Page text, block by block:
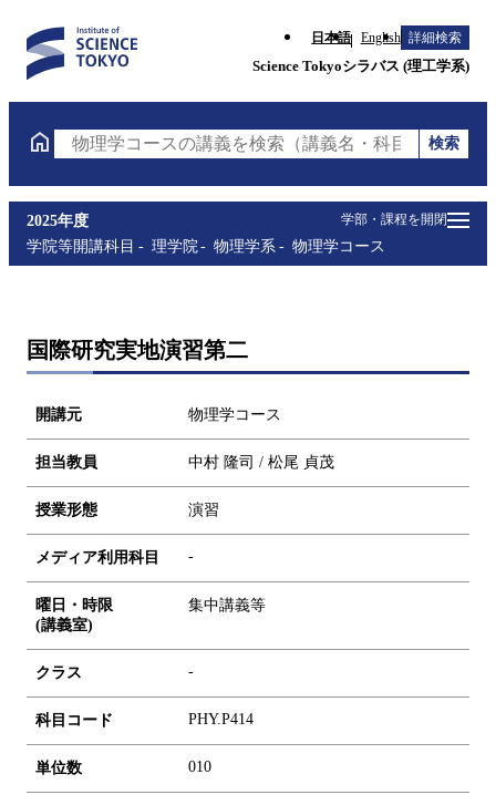
日本語 English 詳細検索
Science Tokyoシラバス (理工学系)
物理学コースの講義を検索（講義名・科目コード・担
検索
学部・課程を開閉
2025年度
学院等開講科目
理学院 物理学系 物理学コース
国際研究実地演習第二
開講元 物理学コース
担当教員 中村 隆司 / 松尾 貞茂
授業形態 演習
メディア利用科目 -
曜日・時限
(講義室)
集中講義等
クラス -
科目コード PHY.P414
単位数 010